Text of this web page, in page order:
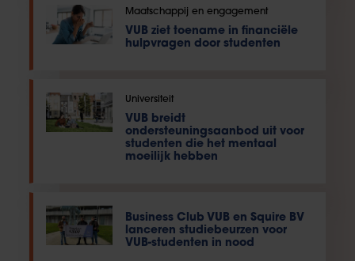
Maatschappij en engagement
VUB ziet toename in financiële
hulpvragen door studenten
Universiteit
VUB breidt
ondersteuningsaanbod uit voor
studenten die het mentaal
moeilijk hebben
Business Club VUB en Squire BV
lanceren studiebeurzen voor
VUB-studenten in nood